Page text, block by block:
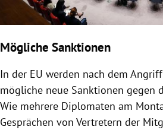
Mögliche Sanktionen
In der EU werden nach dem
mögliche neue Sanktionen gegen
Wie mehrere Diplomaten am
Gesprächen von Vertretern der